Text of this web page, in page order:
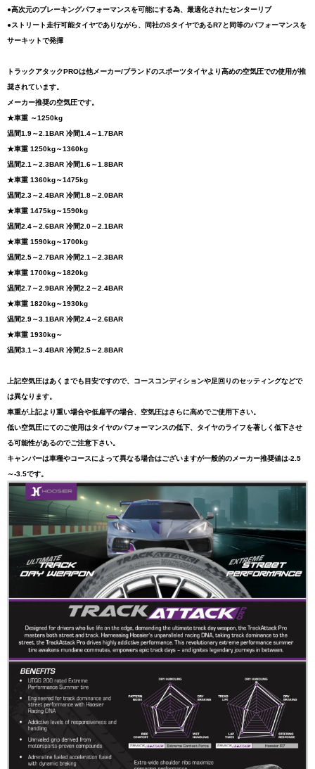
●高次元のブレーキングパフォーマンスを可能にする為、最適化されたセンターリブ
●ストリート走行可能タイヤでありながら、同社のSタイヤであるR7と同等のパフォーマンスを
サーキットで発揮
トラックアタックPROは他メーカー/ブランドのスポーツタイヤより高めの空気圧での使用が推
奨されています。
メーカー推奨の空気圧です。
★車重 ～1250kg
温間1.9～2.1BAR 冷間1.4～1.7BAR
★車重 1250kg～1360kg
温間2.1～2.3BAR 冷間1.6～1.8BAR
★車重 1360kg～1475kg
温間2.3～2.4BAR 冷間1.8～2.0BAR
★車重 1475kg～1590kg
温間2.4～2.6BAR 冷間2.0～2.1BAR
★車重 1590kg～1700kg
温間2.5～2.7BAR 冷間2.1～2.3BAR
★車重 1700kg～1820kg
温間2.7～2.9BAR 冷間2.2～2.4BAR
★車重 1820kg～1930kg
温間2.9～3.1BAR 冷間2.4～2.6BAR
★車重 1930kg～
温間3.1～3.4BAR 冷間2.5～2.8BAR
上記空気圧はあくまでも目安ですので、コースコンディションや足回りのセッティングなどで
は異なります。
車重が上記より重い場合や低扁平の場合、空気圧はさらに高めでご使用下さい。
低い空気圧にてのご使用はタイヤのパフォーマンスの低下、タイヤのライフを著しく低下させ
る可能性があるのでご注意下さい。
キャンバーは車種やコースによって異なる場合はございますが一般的のメーカー推奨値は-2.5
～-3.5です。